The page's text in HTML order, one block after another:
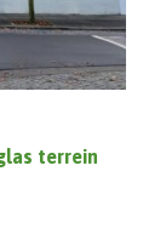
terrein